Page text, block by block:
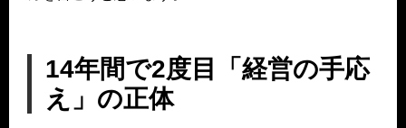
14年間で2度目「経営の手応
え」の正体